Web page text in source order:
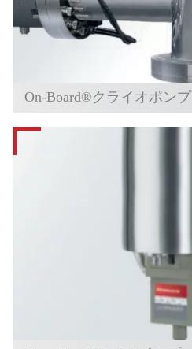
On-Board®クライオポンプ